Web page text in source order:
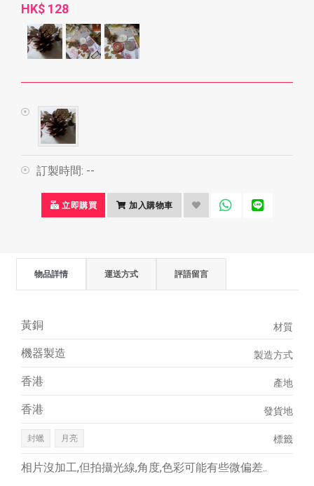
HK$ 128
訂製時間: --
立即購買 加入購物車
物品詳情 運送方式 評語留言
材質
黃銅
製造方式
機器製造
產地
香港
發貨地
香港
標籤
封蠟 月亮
相片沒加工,但拍攝光線,角度,色彩可能有些微偏差..